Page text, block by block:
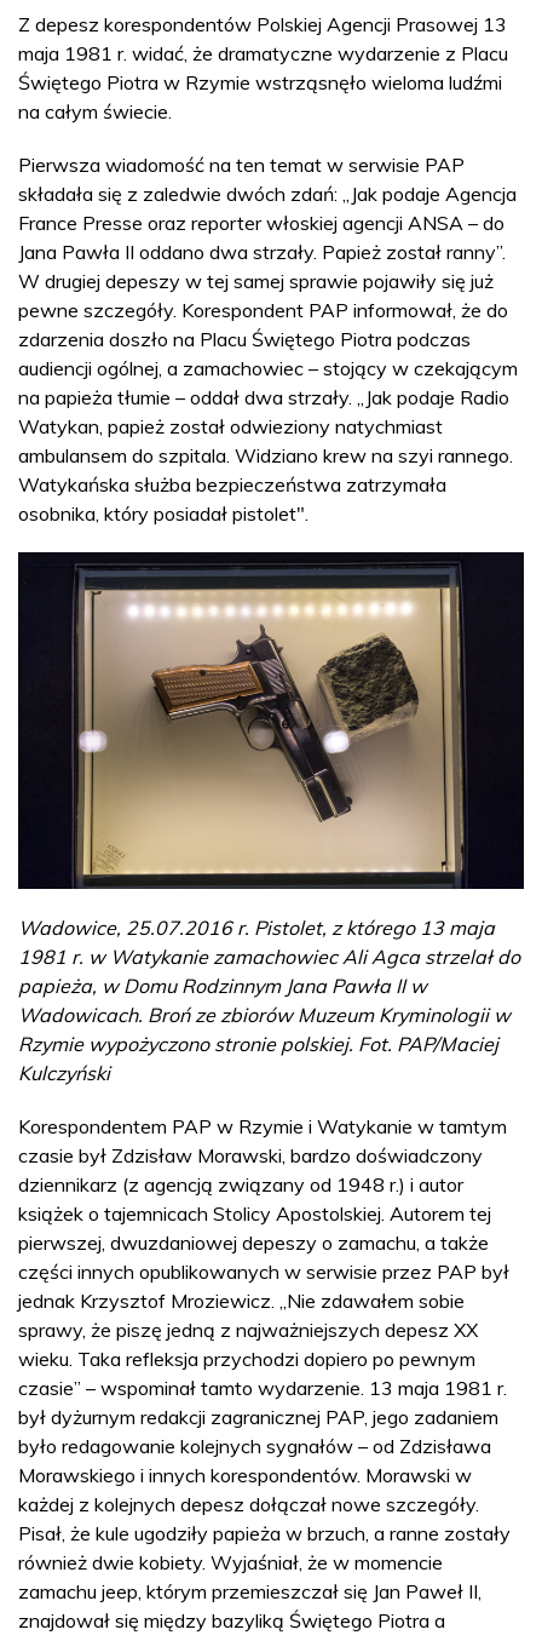
Z depesz korespondentów Polskiej Agencji Prasowej 13
maja 1981 r. widać, że dramatyczne wydarzenie z Placu
Świętego Piotra w Rzymie wstrząsnęło wieloma ludźmi
na całym świecie.
Pierwsza wiadomość na ten temat w serwisie PAP
składała się z zaledwie dwóch zdań: „Jak podaje Agencja
France Presse oraz reporter włoskiej agencji ANSA – do
Jana Pawła II oddano dwa strzały. Papież został ranny”.
W drugiej depeszy w tej samej sprawie pojawiły się już
pewne szczegóły. Korespondent PAP informował, że do
zdarzenia doszło na Placu Świętego Piotra podczas
audiencji ogólnej, a zamachowiec – stojący w czekającym
na papieża tłumie – oddał dwa strzały. „Jak podaje Radio
Watykan, papież został odwieziony natychmiast
ambulansem do szpitala. Widziano krew na szyi rannego.
Watykańska służba bezpieczeństwa zatrzymała
osobnika, który posiadał pistolet".
Wadowice, 25.07.2016 r. Pistolet, z którego 13 maja
1981 r. w Watykanie zamachowiec Ali Agca strzelał do
papieża, w Domu Rodzinnym Jana Pawła II w
Wadowicach. Broń ze zbiorów Muzeum Kryminologii w
Rzymie wypożyczono stronie polskiej. Fot. PAP/Maciej
Kulczyński
Korespondentem PAP w Rzymie i Watykanie w tamtym
czasie był Zdzisław Morawski, bardzo doświadczony
dziennikarz (z agencją związany od 1948 r.) i autor
książek o tajemnicach Stolicy Apostolskiej. Autorem tej
pierwszej, dwuzdaniowej depeszy o zamachu, a także
części innych opublikowanych w serwisie przez PAP był
jednak Krzysztof Mroziewicz. „Nie zdawałem sobie
sprawy, że piszę jedną z najważniejszych depesz XX
wieku. Taka refleksja przychodzi dopiero po pewnym
czasie” – wspominał tamto wydarzenie. 13 maja 1981 r.
był dyżurnym redakcji zagranicznej PAP, jego zadaniem
było redagowanie kolejnych sygnałów – od Zdzisława
Morawskiego i innych korespondentów. Morawski w
każdej z kolejnych depesz dołączał nowe szczegóły.
Pisał, że kule ugodziły papieża w brzuch, a ranne zostały
również dwie kobiety. Wyjaśniał, że w momencie
zamachu jeep, którym przemieszczał się Jan Paweł II,
znajdował się między bazyliką Świętego Piotra a